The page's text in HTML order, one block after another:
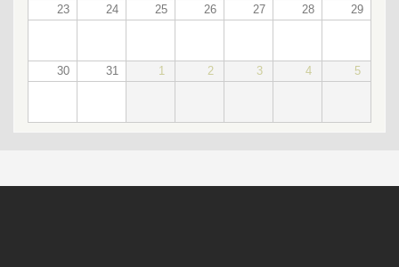
23 24 25 26 27 28 29
30 31 1 2 3 4 5